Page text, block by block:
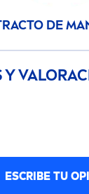
DE
ESCRIBE TU